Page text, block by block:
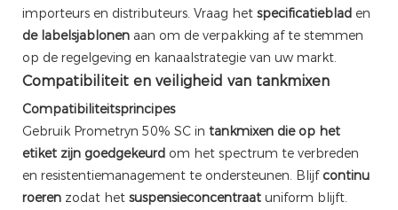
importeurs en distributeurs. Vraag het specificatieblad en
de labelsjablonen aan om de verpakking af te stemmen
op de regelgeving en kanaalstrategie van uw markt.
Compatibiliteit en veiligheid van tankmixen
Compatibiliteitsprincipes
Gebruik Prometryn 50% SC in tankmixen die op het
etiket zijn goedgekeurd om het spectrum te verbreden
en resistentiemanagement te ondersteunen. Blijfcontinu
roeren zodat het suspensieconcentraat uniform blijft.